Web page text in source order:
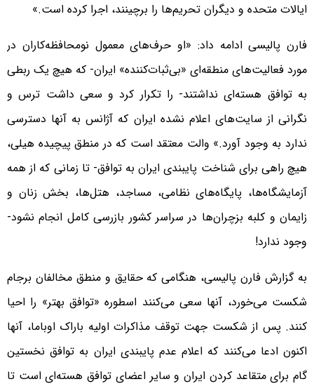
ایالات متحده و دیگران تحریم‌ها را برچینند، اجرا کرده است.»
فارن پالیسی ادامه داد: «او حرف‌های معمول نومحافظه‌کاران در
مورد فعالیت‌های منطقه‌ای «بی‌ثبات‌کننده» ایران- که هیچ یک ربطی
به توافق هسته‌ای نداشتند- را تکرار کرد و سعی داشت ترس و
نگرانی از سایت‌های اعلام نشده ایران که آژانس به آنها دسترسی
ندارد به وجود آورد.» والت معتقد است که در منطق پیچیده هیلی،
هیچ راهی برای شناخت پایبندی ایران به توافق- تا زمانی که از همه
آزمایشگاه‌ها، پایگاه‌های نظامی، مساجد، هتل‌ها، بخش زنان و
زایمان و کلبه بزچران‌ها در سراسر کشور بازرسی کامل انجام نشود-
وجود ندارد!
به گزارش فارن پالیسی، هنگامی که حقایق و منطق مخالفان برجام
شکست می‌خورد، آنها سعی می‌کنند اسطوره «توافق بهتر» را احیا
کنند. پس از شکست جهت توقف مذاکرات اولیه باراک اوباما، آنها
اکنون ادعا می‌کنند که اعلام عدم پایبندی ایران به توافق نخستین
گام برای متقاعد کردن ایران و سایر اعضای توافق هسته‌ای است تا